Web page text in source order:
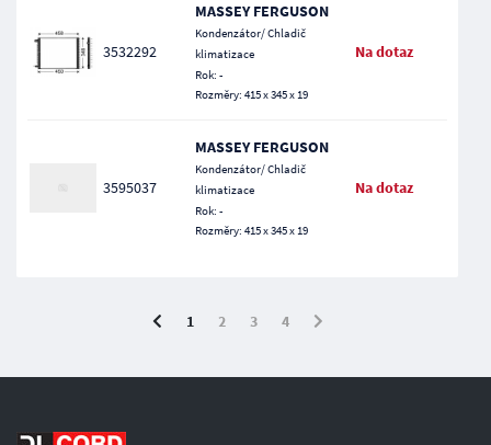
3532292
MASSEY FERGUSON
Kondenzátor/ Chladič
klimatizace
Rok: -
Rozměry: 415 x 345 x 19
Na dotaz
3595037
MASSEY FERGUSON
Kondenzátor/ Chladič
klimatizace
Rok: -
Rozměry: 415 x 345 x 19
Na dotaz
1 2 3 4